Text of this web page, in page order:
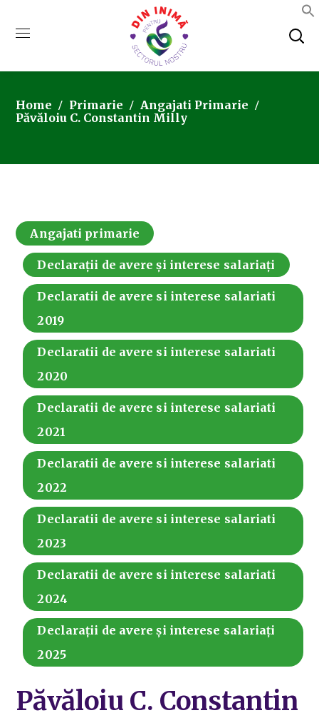
Home Primarie
Angajati Primarie
Păvăloiu C. Constantin Milly
Angajati primarie
Declarații de avere și interese salariați
Declaratii de avere si interese salariati
2019
Declaratii de avere si interese salariati
2020
Declaratii de avere si interese salariati
2021
Declaratii de avere si interese salariati
2022
Declaratii de avere si interese salariati
2023
Declaratii de avere si interese salariati
2024
Declarații de avere și interese salariați
2025
Păvăloiu C. Constantin